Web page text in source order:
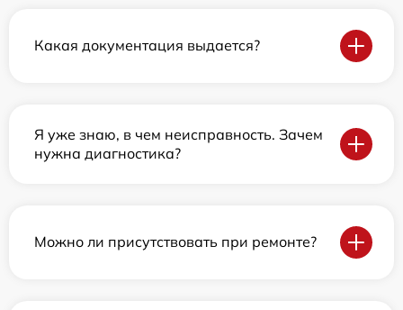
Какая документация выдается?
Я уже знаю, в чем неисправность. Зачем
нужна диагностика?
Можно ли присутствовать при ремонте?